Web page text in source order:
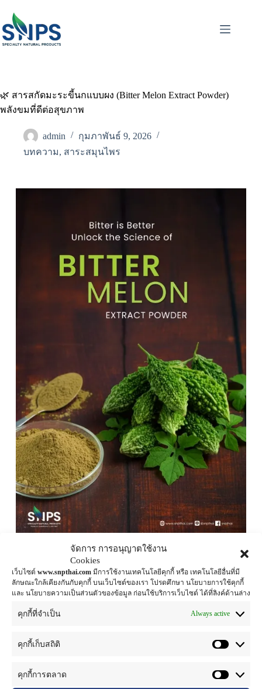
จัดการ การอนุญาตใช้งาน
Cookies
เว็บไซต์ www.snpthai.com มีการใช้งานเทคโนโลยีคุกกี้ หรือ เทคโนโลยีอื่นที่มี
ลักษณะใกล้เคียงกันกับคุกกี้ บนเว็บไซต์ของเรา โปรดศึกษา นโยบายการใช้คุกกี้
และ นโยบายความเป็นส่วนตัวของข้อมูล ก่อนใช้บริการเว็บไซต์ ได้ที่ลิงค์ด้านล่าง
คุกกี้ที่จำเป็น Always active
คุกกี้เก็บสถิติ
คุกกี้การตลาด
🌿 สารสกัดมะระขี้นกแบบผง (Bitter Melon Extract Powder)
พลังขมที่ดีต่อสุขภาพ
admin
กุมภาพันธ์ 9, 2026
บทความ, สาระสมุนไพร